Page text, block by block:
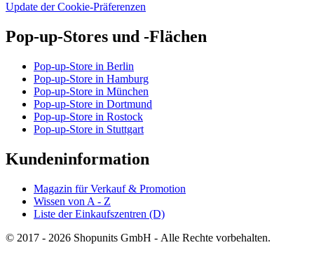
Update der Cookie-Präferenzen
Pop-up-Stores und -Flächen
Pop-up-Store in Berlin
Pop-up-Store in Hamburg
Pop-up-Store in München
Pop-up-Store in Dortmund
Pop-up-Store in Rostock
Pop-up-Store in Stuttgart
Kundeninformation
Magazin für Verkauf & Promotion
Wissen von A - Z
Liste der Einkaufszentren (D)
© 2017 - 2026 Shopunits GmbH - Alle Rechte vorbehalten.